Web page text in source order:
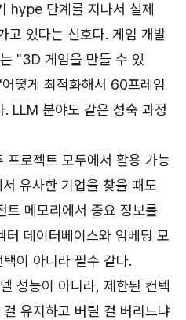
hype 단계를 지나서 실제
있다는 신호다. 게임 개발
"3D 게임을 만들 수 있
떻게 최적화해서 60프레임
LLM 분야도 같은 성숙 과정
프로젝트 모두에서 활용 가능
유사한 기업을 찾을 때도
트 메모리에서 중요 정보를
터 데이터베이스와 임베딩 모
이 아니라 필수 같다.
성능이 아니라, 제한된 컨텍
유지하고 버릴 걸 버리느냐